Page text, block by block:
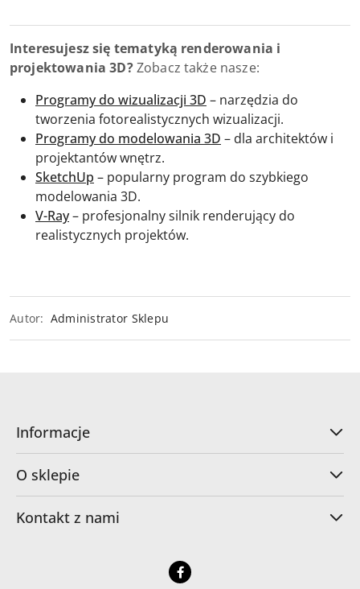
Interesujesz się tematyką renderowania i
projektowania 3D?Zobacz także nasze:
Programy do wizualizacji 3D – narzędzia do
tworzenia fotorealistycznych wizualizacji.
Programy do modelowania 3D – dla architektów i
projektantów wnętrz.
SketchUp – popularny program do szybkiego
modelowania 3D.
V-Ray– profesjonalny silnik renderujący do
realistycznych projektów.
Autor: Administrator Sklepu
Informacje
O sklepie
Kontakt z nami